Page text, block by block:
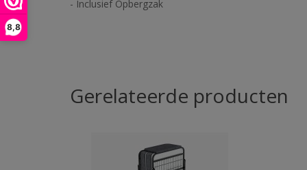
8,8
- Inclusief Opbergzak
Gerelateerde producten